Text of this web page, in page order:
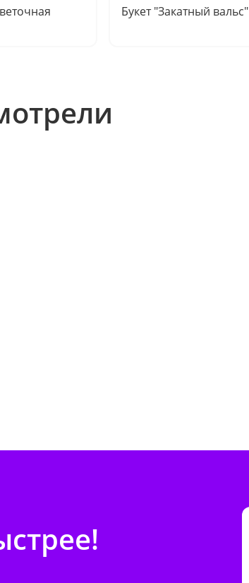
Букет "Закатный вальс"